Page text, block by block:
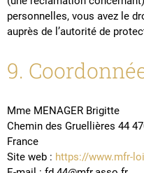
personnelles, vous avez le
auprès de l’autorité de
9.
Mme MENAGER Brigitte
Chemin des Gruellières 44
France
Site web : https://www.mfr-